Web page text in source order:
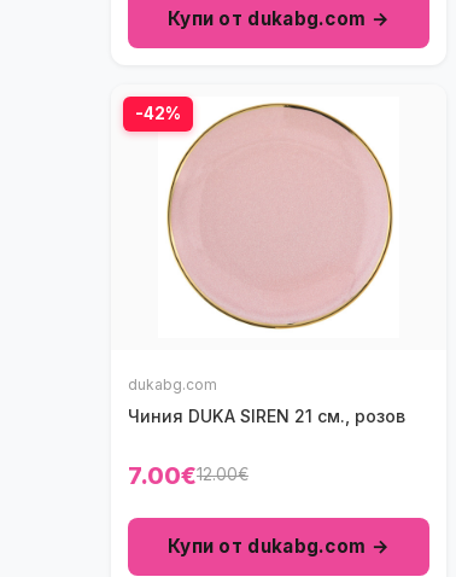
Купи от dukabg.com →
-42%
dukabg.com
Чиния DUKA SIREN 21 см., розов
7.00€12.00€
Купи от dukabg.com →